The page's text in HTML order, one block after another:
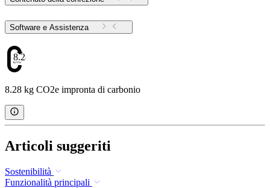
Software e Assistenza
8.28
8.28 kg CO2e impronta di carbonio
Articoli suggeriti
Sostenibilità
Funzionalità principali